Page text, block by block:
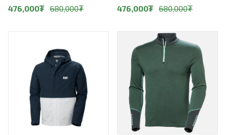
476,000₮ 680,000₮ 476,000₮ 680,000₮